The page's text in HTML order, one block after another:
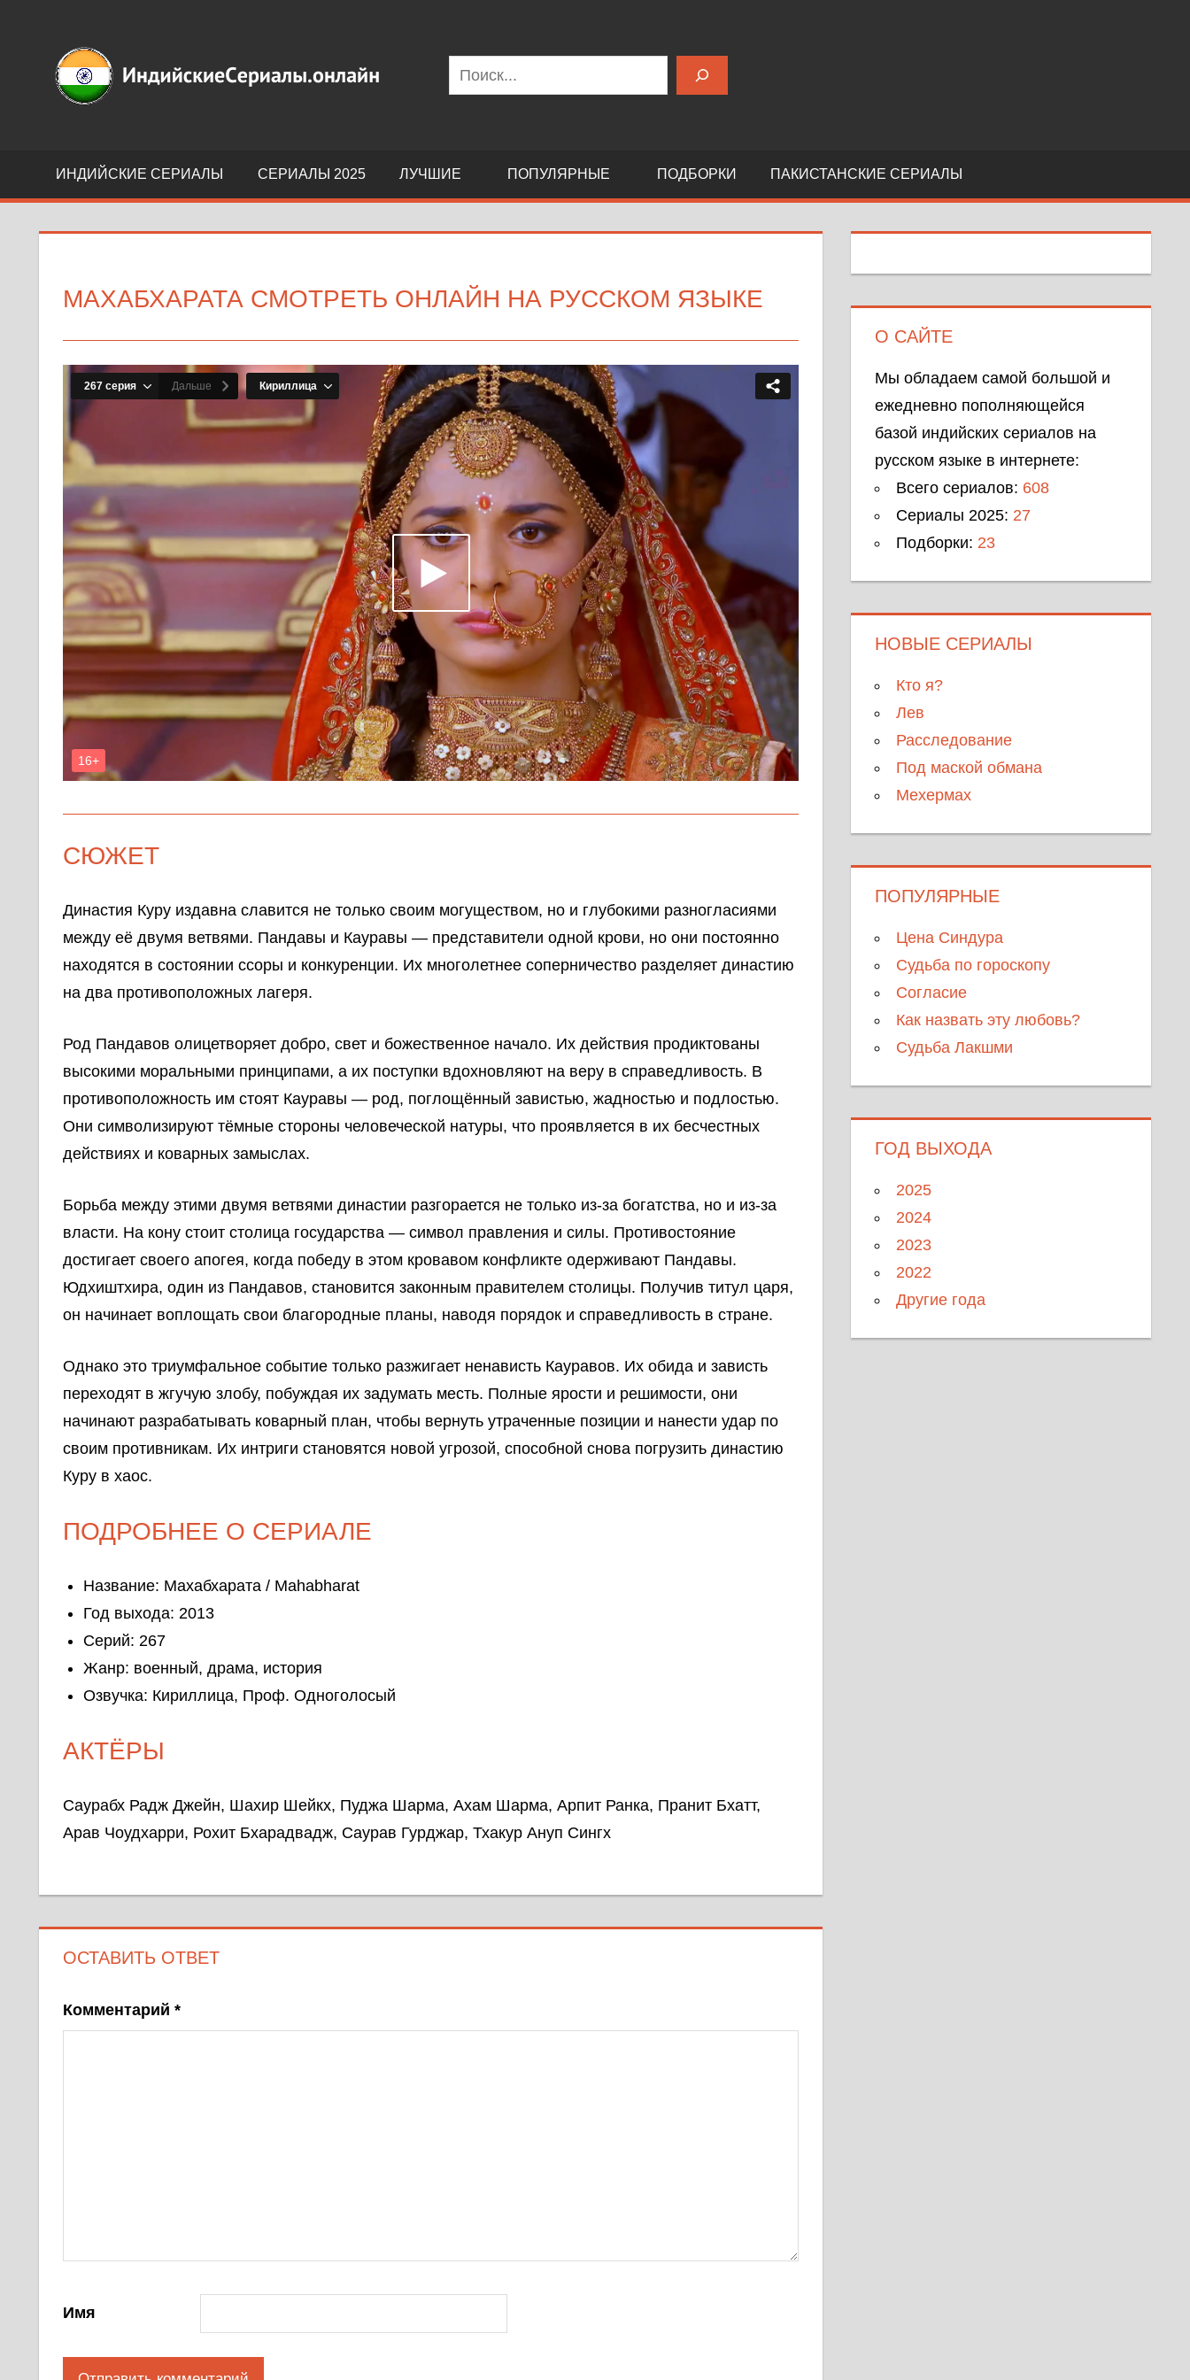
содержимому
сериалы
Поиск
ИНДИЙСКИЕ СЕРИАЛЫ СЕРИАЛЫ 2025 ЛУЧШИЕ ПОПУЛЯРНЫЕ ПОДБОРКИ ПАКИСТАНСКИЕ СЕРИАЛЫ
МАХАБХАРАТА СМОТРЕТЬ ОНЛАЙН НА РУССКОМ ЯЗЫКЕ
СЮЖЕТ
Династия Куру издавна славится не только своим могуществом, но и глубокими разногласиями
между её двумя ветвями. Пандавы и Кауравы — представители одной крови, но они постоянно
находятся в состоянии ссоры и конкуренции. Их многолетнее соперничество разделяет династию
на два противоположных лагеря.
Род Пандавов олицетворяет добро, свет и божественное начало. Их действия продиктованы
высокими моральными принципами, а их поступки вдохновляют на веру в справедливость. В
противоположность им стоят Кауравы — род, поглощённый завистью, жадностью и подлостью.
Они символизируют тёмные стороны человеческой натуры, что проявляется в их бесчестных
действиях и коварных замыслах.
Борьба между этими двумя ветвями династии разгорается не только из-за богатства, но и из-за
власти. На кону стоит столица государства — символ правления и силы. Противостояние
достигает своего апогея, когда победу в этом кровавом конфликте одерживают Пандавы.
Юдхиштхира, один из Пандавов, становится законным правителем столицы. Получив титул царя,
он начинает воплощать свои благородные планы, наводя порядок и справедливость в стране.
Однако это триумфальное событие только разжигает ненависть Кауравов. Их обида и зависть
переходят в жгучую злобу, побуждая их задумать месть. Полные ярости и решимости, они
начинают разрабатывать коварный план, чтобы вернуть утраченные позиции и нанести удар по
своим противникам. Их интриги становятся новой угрозой, способной снова погрузить династию
Куру в хаос.
ПОДРОБНЕЕ О СЕРИАЛЕ
Название: Махабхарата / Mahabharat
Год выхода: 2013
Серий: 267
Жанр: военный, драма, история
Озвучка: Кириллица, Проф. Одноголосый
АКТЁРЫ
Саурабх Радж Джейн, Шахир Шейкх, Пуджа Шарма, Ахам Шарма, Арпит Ранка, Пранит Бхатт,
Арав Чоудхарри, Рохит Бхарадвадж, Саурав Гурджар, Тхакур Ануп Сингх
ОСТАВИТЬ ОТВЕТ
Комментарий *
Имя
О САЙТЕ
Мы обладаем самой большой и
ежедневно пополняющейся
базой индийских сериалов на
русском языке в интернете:
Всего сериалов: 608
Сериалы 2025: 27
Подборки: 23
НОВЫЕ СЕРИАЛЫ
Кто я?
Лев
Расследование
Под маской обмана
Мехермах
ПОПУЛЯРНЫЕ
Цена Синдура
Судьба по гороскопу
Согласие
Как назвать эту любовь?
Судьба Лакшми
ГОД ВЫХОДА
2025
2024
2023
2022
Другие года